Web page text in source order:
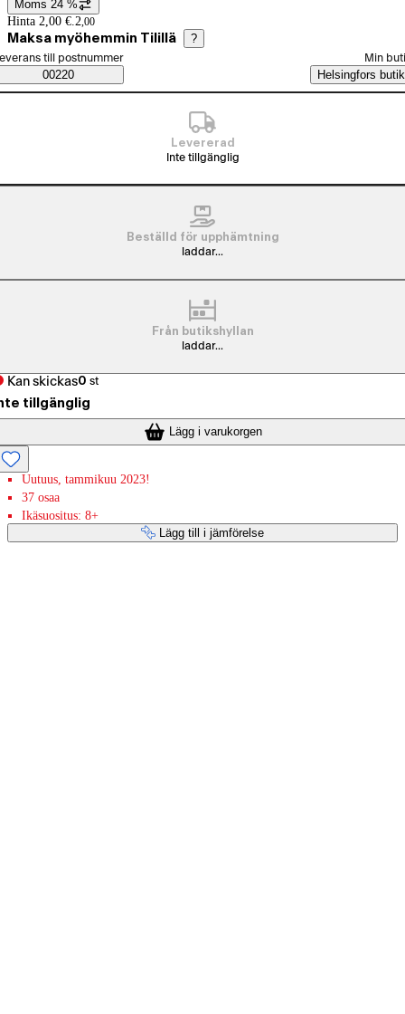
Prisinformation
Moms 24 %
Hinta 2,00 €. 2,00
Maksa myöhemmin Tilillä ?
Saatavuustiedot
beställningssätt
till postnummer
00220
Min
Helsingfors butik
Levererad
Inte tillgänglig
Beställd för upphämtning
laddar...
Från butikshyllan
laddar...
Kan skickas0 st
tillgänglig
Lägg i varukorgen
Uutuus, tammikuu 2023!
37 osaa
Ikäsuositus: 8+
Lägg till i jämförelse